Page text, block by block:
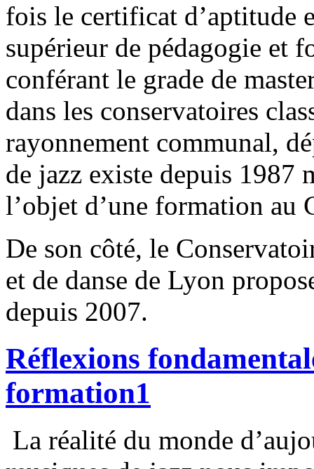
fois le certificat d’aptitude
supérieur de pédagogie et
conférant le grade de
dans les conservatoires
rayonnement communal,
de jazz existe depuis 1987
l’objet d’une formation au
De son côté, le
et de danse de Lyon
depuis 2007.
Réflexions
formation1
La réalité du monde